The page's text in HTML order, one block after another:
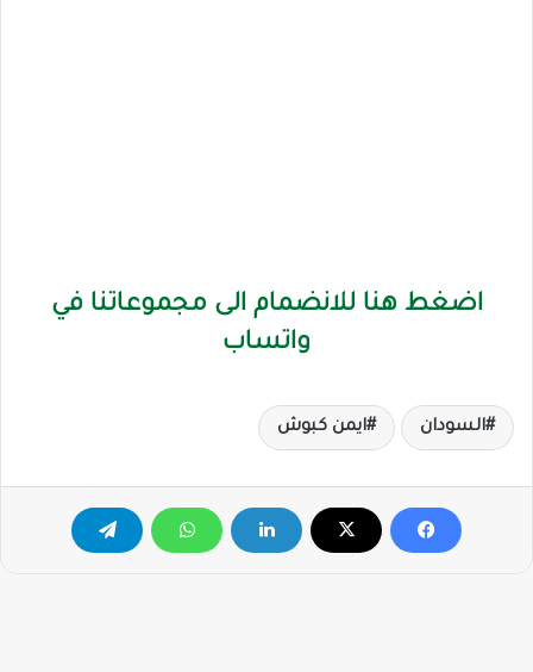
اضغط هنا للانضمام الى مجموعاتنا في
واتساب
السودان ايمن كبوش